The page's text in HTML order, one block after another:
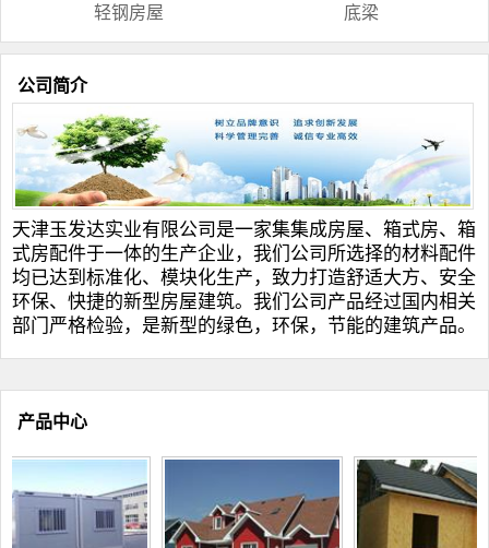
轻钢房屋 底梁
公司简介
天津玉发达实业有限公司是一家集集成房屋、 箱式房、 箱
式房配件于一体的生产企业，我们公司所选择的材料配件
均已达到标准化、模块化生产，致力打造舒适大方、安全
环保、快捷的新型房屋建筑。我们公司产品经过国内相关
部门严格检验，是新型的绿色，环保，节能的建筑产品。
产品中心